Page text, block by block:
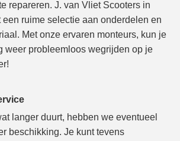
repareren. J. van Vliet Scooters in
een ruime selectie aan onderdelen en
Met onze ervaren monteurs, kun je
weer probleemloos wegrijden op je
langer duurt, hebben we eventueel
beschikking. Je kunt tevens